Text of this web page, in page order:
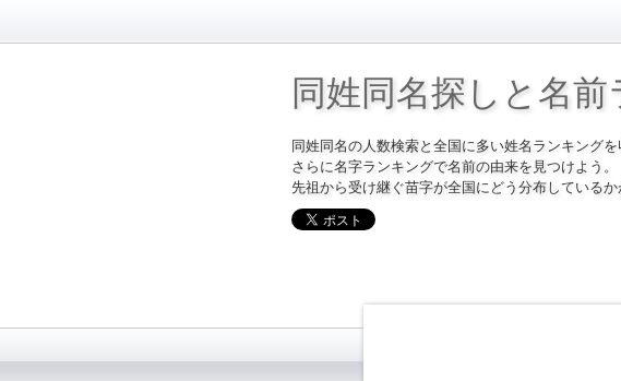
同姓同名探しと名
同姓同名の人数検索と全国に多い姓名ランキングを
さらに名字ランキングで名前の由来を見つけよう。
先祖から受け継ぐ苗字が全国にどう分布しているか